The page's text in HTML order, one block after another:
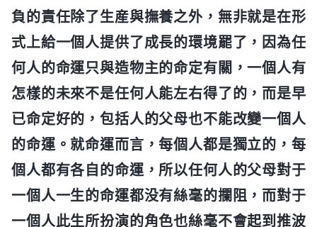
負的責任除了生産與撫養之外，無非就是在形
式上給一個人提供了成長的環境罷了，因為任
何人的命運只與造物主的命定有關，一個人有
怎樣的未來不是任何人能左右得了的，而是早
已命定好的，包括人的父母也不能改變一個人
的命運。就命運而言，每個人都是獨立的，每
個人都有各自的命運，所以任何人的父母對于
一個人一生的命運都没有絲毫的攔阻，而對于
一個人此生所扮演的角色也絲毫不會起到推波